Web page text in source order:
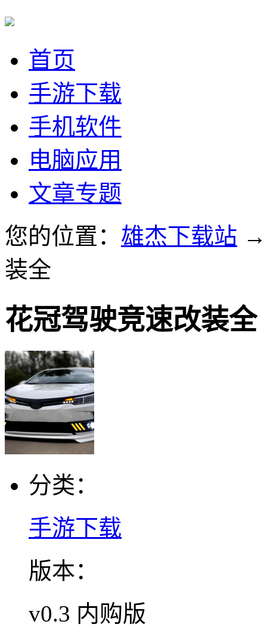
首页
手游下载
手机软件
电脑应用
文章专题
您的位置： 雄杰下载站
装全
花冠驾驶竞速改装全
分类：
手游下载
版本：
v0.3 内购版